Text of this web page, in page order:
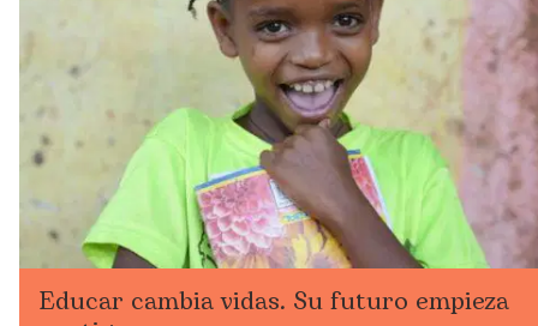
Educar cambia vidas. Su futuro empieza